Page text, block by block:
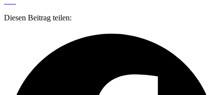
Diesen Beitrag teilen: